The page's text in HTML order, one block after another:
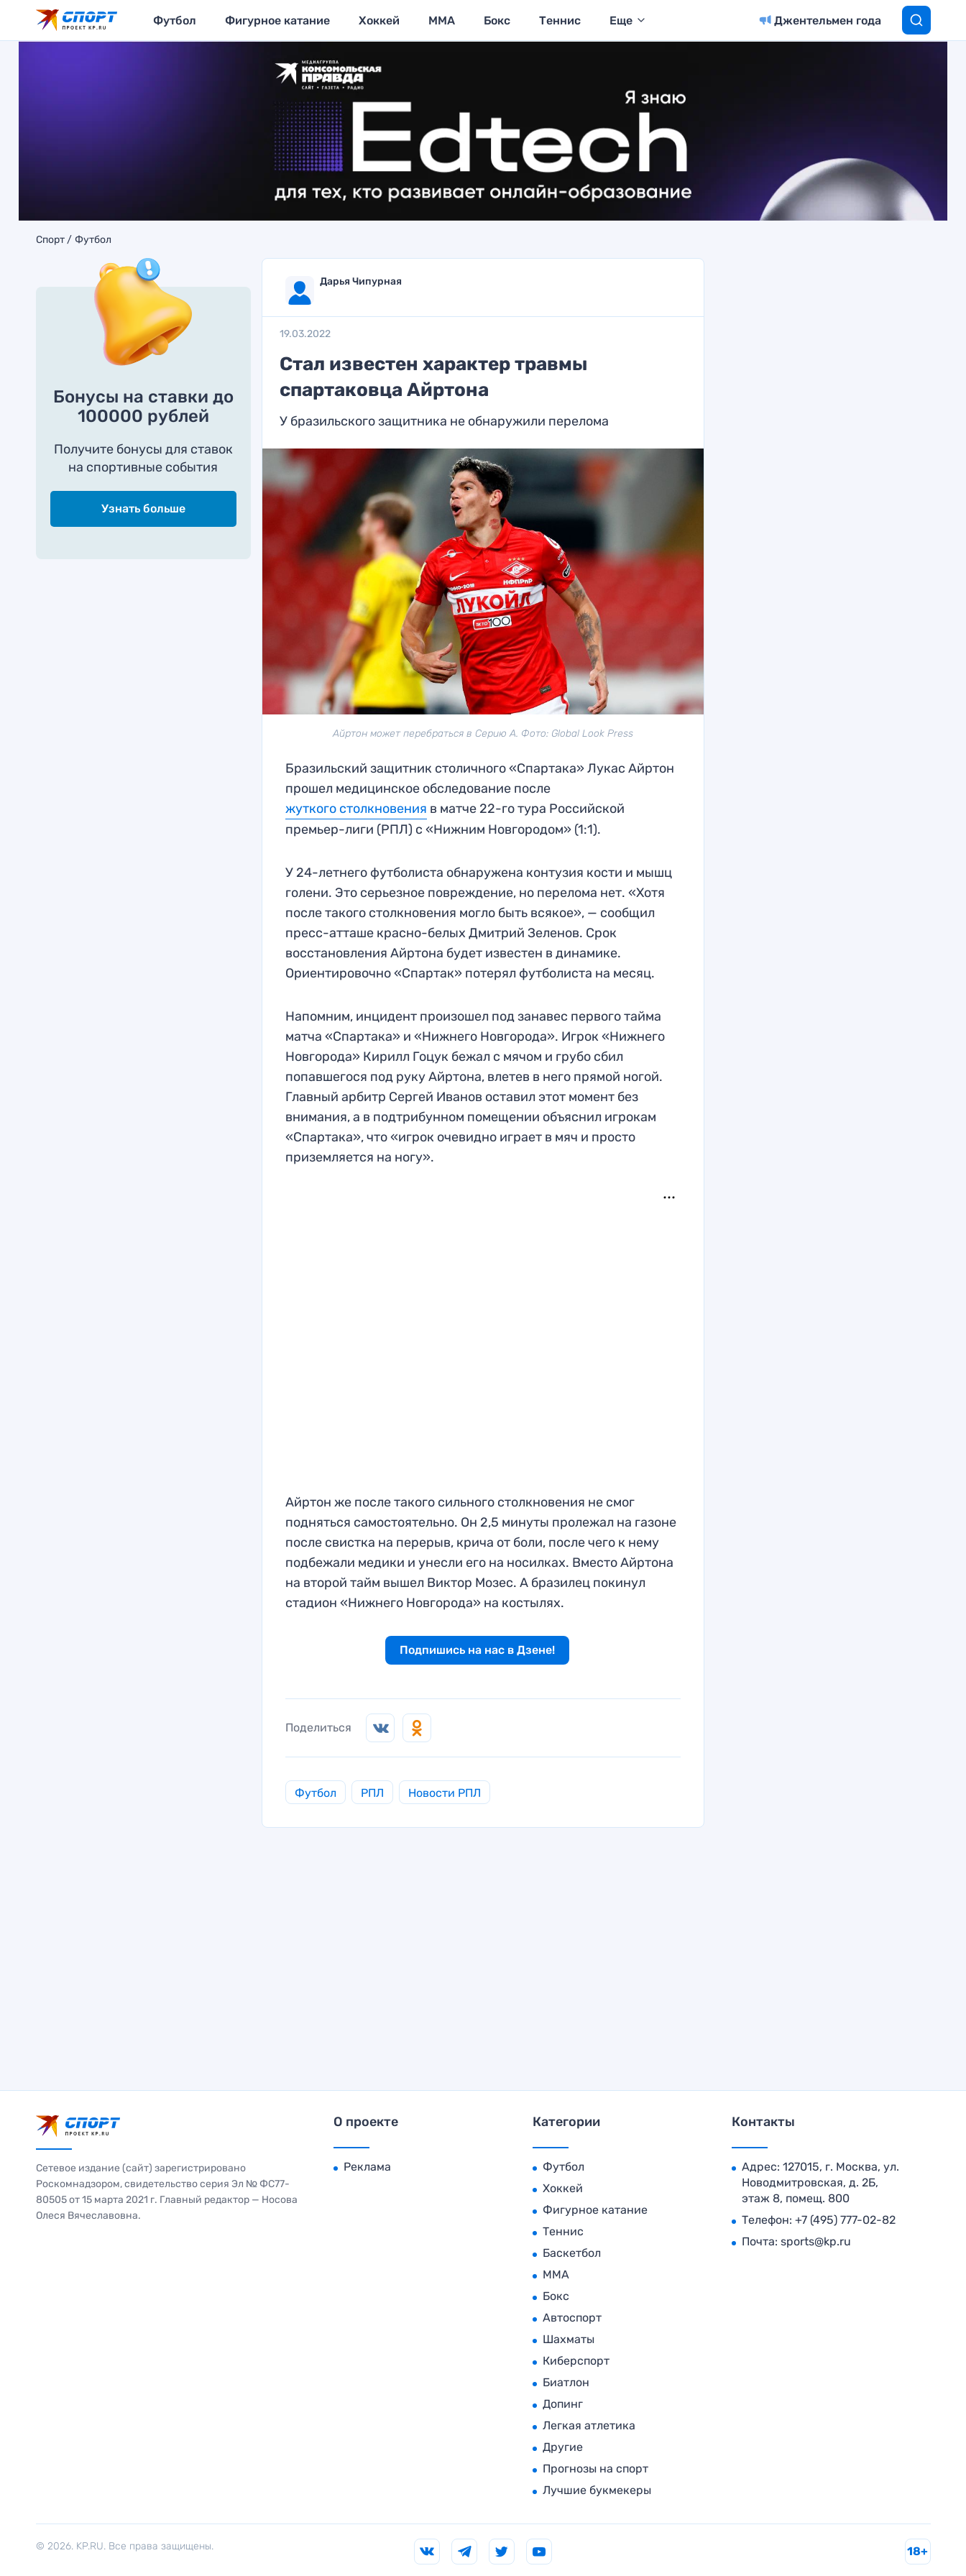
Футбол Фигурное катание Хоккей MMA Бокс Теннис Еще Джентельмен года
Спорт Футбол
Бонусы на ставки до
100000 рублей
Получите бонусы для ставок
на спортивные события
Узнать больше
Дарья Чипурная
19.03.2022
Стал известен характер травмы
спартаковца Айртона
У бразильского защитника не обнаружили перелома
Айртон может перебраться в Серию А. Фото: Global Look Press
Бразильский защитник столичного «Спартака» Лукас Айртон
прошел медицинское обследование после
жуткого столкновения в матче 22-го тура Российской
премьер-лиги (РПЛ) с «Нижним Новгородом» (1:1).
У 24-летнего футболиста обнаружена контузия кости и мышц
голени. Это серьезное повреждение, но перелома нет. «Хотя
после такого столкновения могло быть всякое», — сообщил
пресс-атташе красно-белых Дмитрий Зеленов. Срок
восстановления Айртона будет известен в динамике.
Ориентировочно «Спартак» потерял футболиста на месяц.
Напомним, инцидент произошел под занавес первого тайма
матча «Спартака» и «Нижнего Новгорода». Игрок «Нижнего
Новгорода» Кирилл Гоцук бежал с мячом и грубо сбил
попавшегося под руку Айртона, влетев в него прямой ногой.
Главный арбитр Сергей Иванов оставил этот момент без
внимания, а в подтрибунном помещении объяснил игрокам
«Спартака», что «игрок очевидно играет в мяч и просто
приземляется на ногу».
Айртон же после такого сильного столкновения не смог
подняться самостоятельно. Он 2,5 минуты пролежал на газоне
после свистка на перерыв, крича от боли, после чего к нему
подбежали медики и унесли его на носилках. Вместо Айртона
на второй тайм вышел Виктор Мозес. А бразилец покинул
стадион «Нижнего Новгорода» на костылях.
Подпишись на нас в Дзене!
Поделиться
Футбол РПЛ Новости РПЛ
Сетевое издание (сайт) зарегистрировано
Роскомнадзором, свидетельство серия Эл № ФС77-
80505 от 15 марта 2021 г. Главный редактор — Носова
Олеся Вячеславовна.
О проекте
Реклама
Категории
Футбол
Хоккей
Фигурное катание
Теннис
Баскетбол
MMA
Бокс
Автоспорт
Шахматы
Киберспорт
Биатлон
Допинг
Легкая атлетика
Другие
Прогнозы на спорт
Лучшие букмекеры
Контакты
Адрес: 127015, г. Москва, ул.
Новодмитровская, д. 2Б,
этаж 8, помещ. 800
Телефон: +7 (495) 777-02-82
Почта: sports@kp.ru
© 2026. KP.RU. Все права защищены. 18+